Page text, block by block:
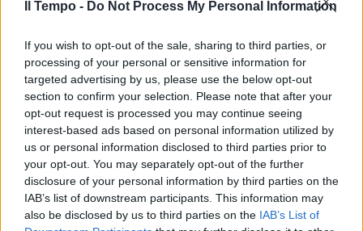
Il Tempo - Do Not Process My Personal Information
If you wish to opt-out of the sale, sharing to third parties, or
processing of your personal or sensitive information for
targeted advertising by us, please use the below opt-out
section to confirm your selection. Please note that after your
opt-out request is processed you may continue seeing
interest-based ads based on personal information utilized by
us or personal information disclosed to third parties prior to
your opt-out. You may separately opt-out of the further
disclosure of your personal information by third parties on the
IAB’s list of downstream participants. This information may
also be disclosed by us to third parties on the IAB’s List of
In evidenza